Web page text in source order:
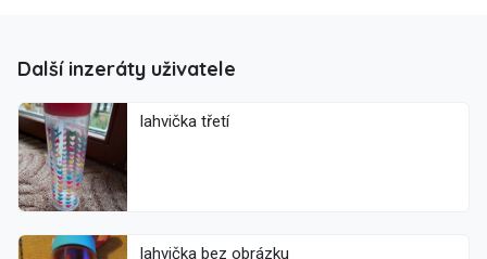
Další inzeráty uživatele
lahvička třetí
lahvička bez obrázku